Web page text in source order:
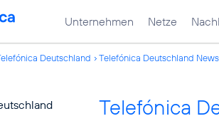
Unternehmen Netze
Deutschland Telefónica Deutschland News
Telefónica